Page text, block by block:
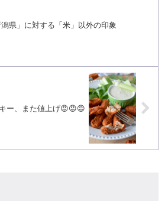
潟県」に対する「米」以外の印象
ー、また値上げ😡😡😡